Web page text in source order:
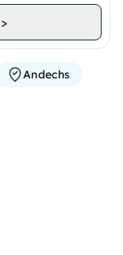
>
Andechs